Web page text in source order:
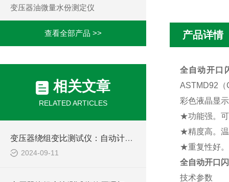
变压器油微量水份测定仪
查看全部产品 >>
相关文章
RELATED ARTICLES
变压器绕组变比测试仪：自动计算与诊断，简化操作流程，保障测试准确性
2024-09-11
产品详情
全自动开口
ASTMD92（
彩色液晶显
★功能强。可
★精度高。
★重复性好。
全自动开口
技术参数